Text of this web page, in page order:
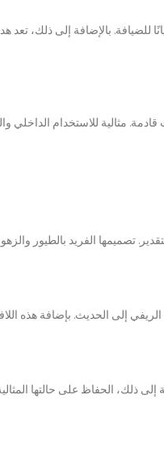
بالإضافة إلى ذلك، تعد
مثالية للاستخدام الداخلي
تصميمها الفريد بالطيور
إلى الحديث. بإضافة هذه
ذلك، الحفاظ على حالتها